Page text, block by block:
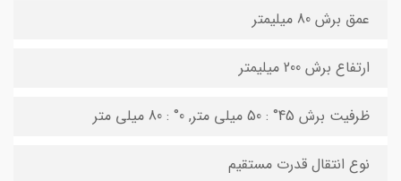
عمق برش 80 میلیمتر
ارتفاع برش 200 میلیمتر
ظرفیت برش 45° : 50 میلی متر, 0° : 80 میلی متر
نوع انتقال قدرت مستقیم